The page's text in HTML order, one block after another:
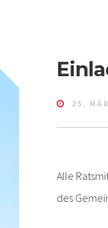
25.
Alle
des